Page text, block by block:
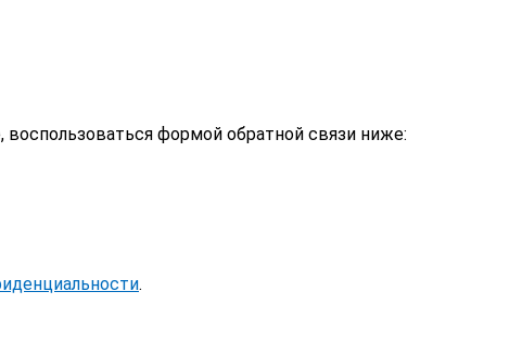
формой обратной связи ниже:
.